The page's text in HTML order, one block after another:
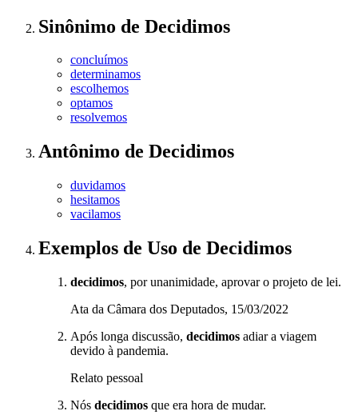
Sinônimo de Decidimos
concluímos
determinamos
escolhemos
optamos
resolvemos
Antônimo de Decidimos
duvidamos
hesitamos
vacilamos
Exemplos de Uso de Decidimos
decidimos, por unanimidade, aprovar o projeto de lei.
Ata da Câmara dos Deputados, 15/03/2022
Após longa discussão, decidimos adiar a viagem
devido à pandemia.
Relato pessoal
Nós decidimos que era hora de mudar.